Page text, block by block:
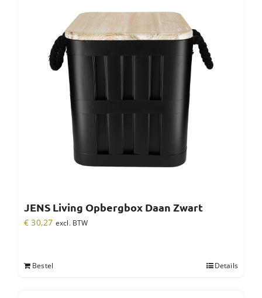
JENS Living Opbergbox Daan Zwart
€ 30,27 excl. BTW
Bestel Details